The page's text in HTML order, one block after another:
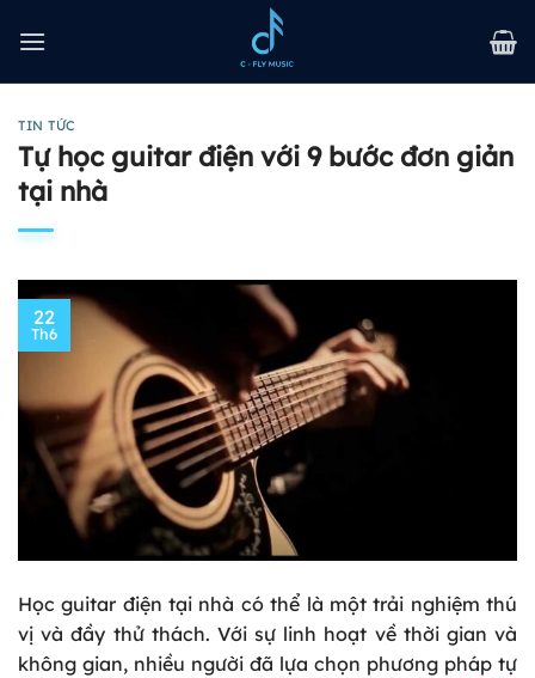
qua
TIN TỨC
Tự học guitar điện với 9 bước đơn giản
tại nhà
22
Th6
Học guitar điện tại nhà có thể là một trải nghiệm thú
vị và đầy thử thách. Với sự linh hoạt về thời gian và
không gian, nhiều người đã lựa chọn phương pháp tự